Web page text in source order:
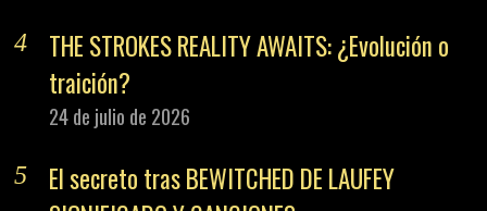
THE STROKES REALITY AWAITS: ¿Evolución o
traición?
24 de julio de 2026
El secreto tras BEWITCHED DE LAUFEY